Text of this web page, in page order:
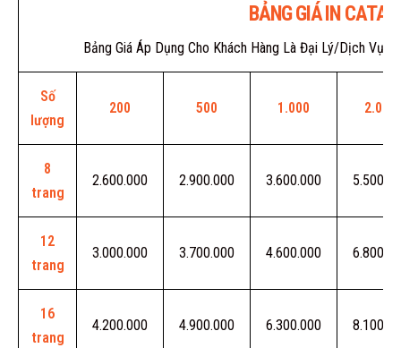
BẢNG GIÁ IN
Bảng Giá Áp Dụng Cho Khách Hàng Là Đại Lý/Dịch Vụ
Số
lượng
200 500 1.000 2.000
8
trang
2.600.000 2.900.000 3.600.000
12
trang
3.000.000 3.700.000 4.600.000
16
trang
4.200.000 4.900.000 6.300.000